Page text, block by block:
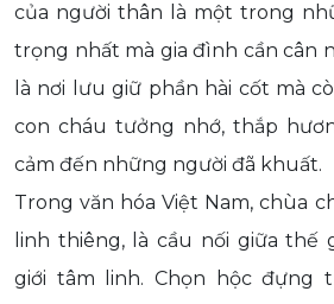
của người thân là một trong
trọng nhất mà gia đình cần cân
là nơi lưu giữ phần hài cốt mà
con cháu tưởng nhớ, thắp
cảm đến những người đã khuất.
Trong văn hóa Việt Nam, chùa
linh thiêng, là cầu nối giữa thế
giới tâm linh. Chọn hộc đựng